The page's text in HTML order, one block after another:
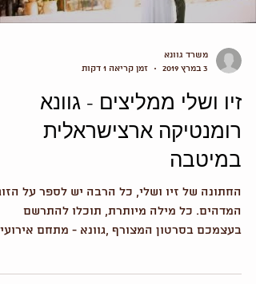
משרד גוונא
3 במרץ 2019
זמן קריאה 1 דקות
זיו ושלי ממליצים - גוונא
רומנטיקה ארצישראלית
במיטבה
החתונה של זיו ושלי, כל הרבה יש לספר על
המדהים. כל מילה מיותרת, תוכלו להתרשם
בעצמכם בסרטון המצורף ,גוונא - מתחם